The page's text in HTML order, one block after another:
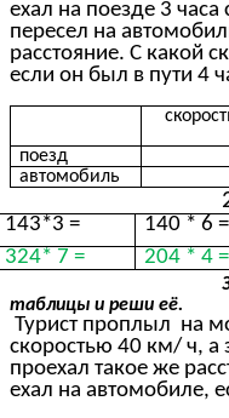
ехал на поезде 3
пересел на
расстояние. С какой
если он был в пути 4
поезд
автомобиль
143*3 = 140 * 6 =
324* 7 =
204 * 4 =
таблицы и реши её.
Турист проплыл на
скоростью 40 км/ ч, а
проехал такое же
ехал на автомобиле,